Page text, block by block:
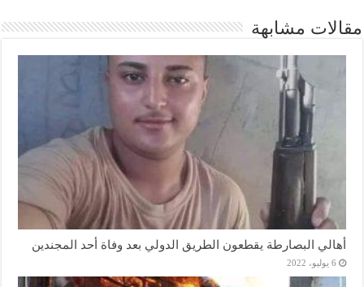
مقالات مشابهة
أهالي البصارطة يقطعون الطريق الدولي بعد وفاة أحد المجندين
6 يوليو، 2022